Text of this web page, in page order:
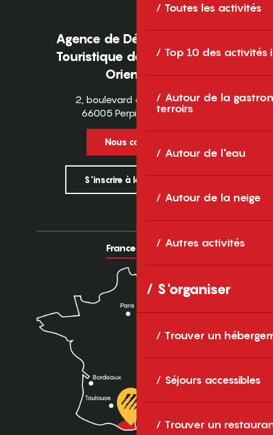
Toutes les activités
Top 10 des activités
Autour de la
terroirs
Autour de l'eau
Autour de la neige
Autres activités
S'organiser
Trouver un
Séjours accessibles
Trouver un
Agence de Développement
Touristique des Pyrénées-
Orientales
2, boulevard des Pyrénées
66005 Perpignan Cedex
Nous contacter
S'inscrire à la newsletter
France Europe